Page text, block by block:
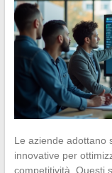
Le aziende adottano
innovative per
competitività. Questi